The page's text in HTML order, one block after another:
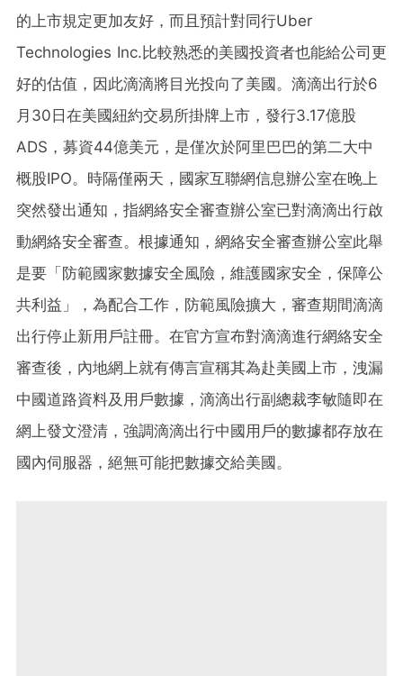
的上市規定更加友好，而且預計對同行Uber
Technologies Inc.比較熟悉的美國投資者也能給公司更
好的估值，因此滴滴將目光投向了美國。滴滴出行於6
月30日在美國紐約交易所掛牌上市，發行3.17億股
ADS，募資44億美元，是僅次於阿里巴巴的第二大中
概股IPO。時隔僅兩天，國家互聯網信息辦公室在晚上
突然發出通知，指網絡安全審查辦公室已對滴滴出行啟
動網絡安全審查。根據通知，網絡安全審查辦公室此舉
是要「防範國家數據安全風險，維護國家安全，保障公
共利益」，為配合工作，防範風險擴大，審查期間滴滴
出行停止新用戶註冊。在官方宣布對滴滴進行網絡安全
審查後，內地網上就有傳言宣稱其為赴美國上市，洩漏
中國道路資料及用戶數據，滴滴出行副總裁李敏隨即在
網上發文澄清，強調滴滴出行中國用戶的數據都存放在
國內伺服器，絕無可能把數據交給美國。